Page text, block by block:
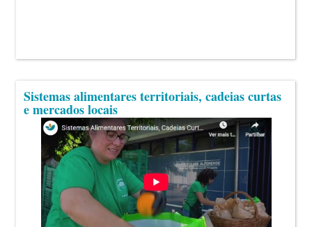
Sistemas alimentares territoriais, cadeias curtas
e mercados locais